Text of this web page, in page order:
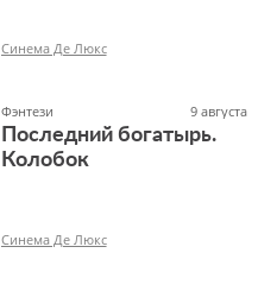
Синема Де Люкс
Фэнтези 9 августа
Последний богатырь.
Колобок
Синема Де Люкс